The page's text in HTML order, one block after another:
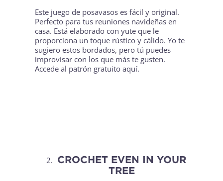
Este juego de posavasos es fácil y original.
Perfecto para tus reuniones navideñas en
casa. Está elaborado con yute que le
proporciona un toque rústico y cálido. Yo te
sugiero estos bordados, pero tú puedes
improvisar con los que más te gusten.
Accede al patrón gratuitoaquí.
CROCHET EVEN IN YOUR
TREE